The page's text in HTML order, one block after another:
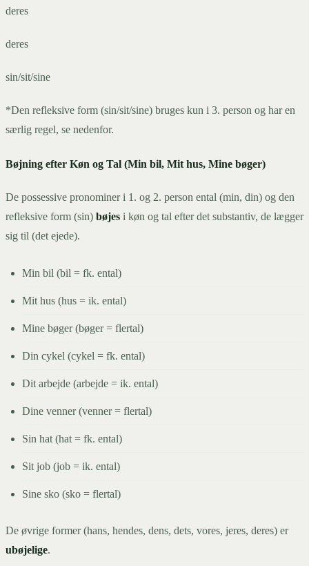
deres
deres
sin/sit/sine
*Den refleksive form (sin/sit/sine) bruges kun i 3. person og har en
særlig regel, se nedenfor.
Bøjning efter Køn og Tal (Min bil, Mit hus, Mine bøger)
De possessive pronominer i 1. og 2. person ental (min, din) og den
refleksive form (sin) bøjes i køn og tal efter det substantiv, de lægger
sig til (det ejede).
Min bil (bil = fk. ental)
Mit hus (hus = ik. ental)
Mine bøger (bøger = flertal)
Din cykel (cykel = fk. ental)
Dit arbejde (arbejde = ik. ental)
Dine venner (venner = flertal)
Sin hat (hat = fk. ental)
Sit job (job = ik. ental)
Sine sko (sko = flertal)
De øvrige former (hans, hendes, dens, dets, vores, jeres, deres) er
ubøjelige.